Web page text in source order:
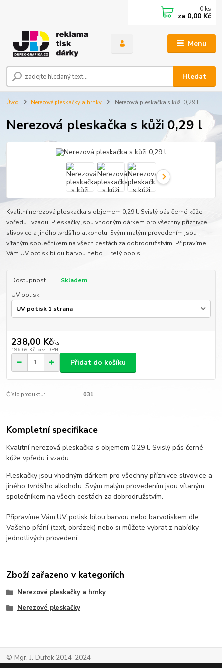
Menu
Hledat
0 ks
za 0,00 Kč
Úvod Nerezové pleskačky a hrnky Nerezová pleskačka s kůži 0,29 l
Nerezová pleskačka s kůži 0,29 l
Kvalitní nerezová pleskačka s objemem 0,29 l. Svislý pás černé kůže
vpředu i vzadu. Pleskačky jsou vhodným dárkem pro všechny příznivce
slivovice a jiného tvrdšího alkoholu. Svým malým provedením jsou
vítaným společníkem na všech cestách za dobrodružstvím. Připravíme
Vám UV potisk bílou barvou nebo ... celý popis
Dostupnost
Skladem
UV potisk
238,00 Kč/ks
196,69 Kč bez DPH
Přidat do košíku
Číslo produktu: 031
Kompletní specifikace
Kvalitní nerezová pleskačka s objemem 0,29 l. Svislý pás černé
kůže vpředu i vzadu.
Pleskačky jsou vhodným dárkem pro všechny příznivce slivovice a
jiného tvrdšího alkoholu. Svým malým provedením jsou vítaným
společníkem na všech cestách za dobrodružstvím.
Připravíme Vám UV potisk bílou barvou nebo barvotiskem dle
Vašeho přání (text, obrázek) nebo si můžete vybrat z nabídky
jednotlivých provedení.
Zboží zařazeno v kategoriích
Nerezové pleskačky a hrnky
Nerezové pleskačky
© Mgr. J. Dufek 2014-2024